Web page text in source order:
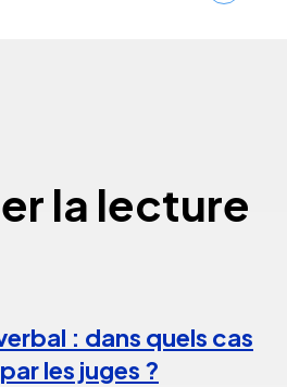
la lecture
: dans quels cas
les juges ?